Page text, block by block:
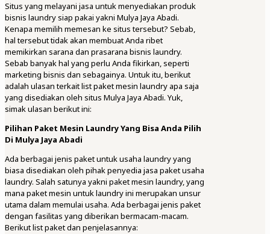
Situs yang melayani jasa untuk menyediakan produk
bisnis laundry siap pakai yakni Mulya Jaya Abadi.
Kenapa memilih memesan ke situs tersebut? Sebab,
hal tersebut tidak akan membuat Anda ribet
memikirkan sarana dan prasarana bisnis laundry.
Sebab banyak hal yang perlu Anda fikirkan, seperti
marketing bisnis dan sebagainya. Untuk itu, berikut
adalah ulasan terkait list paket mesin laundry apa saja
yang disediakan oleh situs Mulya Jaya Abadi. Yuk,
simak ulasan berikut ini:
Pilihan Paket Mesin Laundry Yang Bisa Anda Pilih
Di Mulya Jaya Abadi
Ada berbagai jenis paket untuk usaha laundry yang
biasa disediakan oleh pihak penyedia jasa paket usaha
laundry. Salah satunya yakni paket mesin laundry, yang
mana paket mesin untuk laundry ini merupakan unsur
utama dalam memulai usaha. Ada berbagai jenis paket
dengan fasilitas yang diberikan bermacam-macam.
Berikut list paket dan penjelasannya: